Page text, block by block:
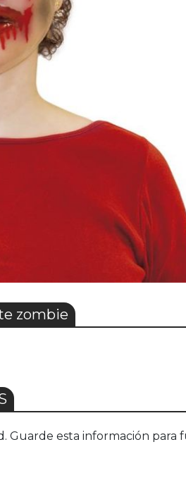
zombie
Guarde esta información